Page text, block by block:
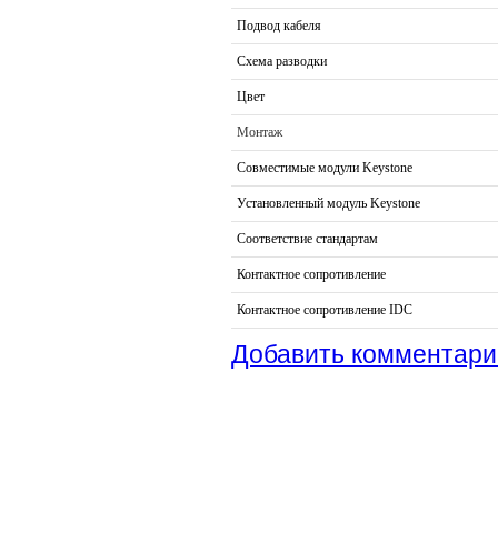
Подвод кабеля
Схема разводки
Цвет
Монтаж
Совместимые модули Keystone
Установленный модуль Keystone
Соответствие стандартам
Контактное сопротивление
Контактное сопротивление IDC
Добавить